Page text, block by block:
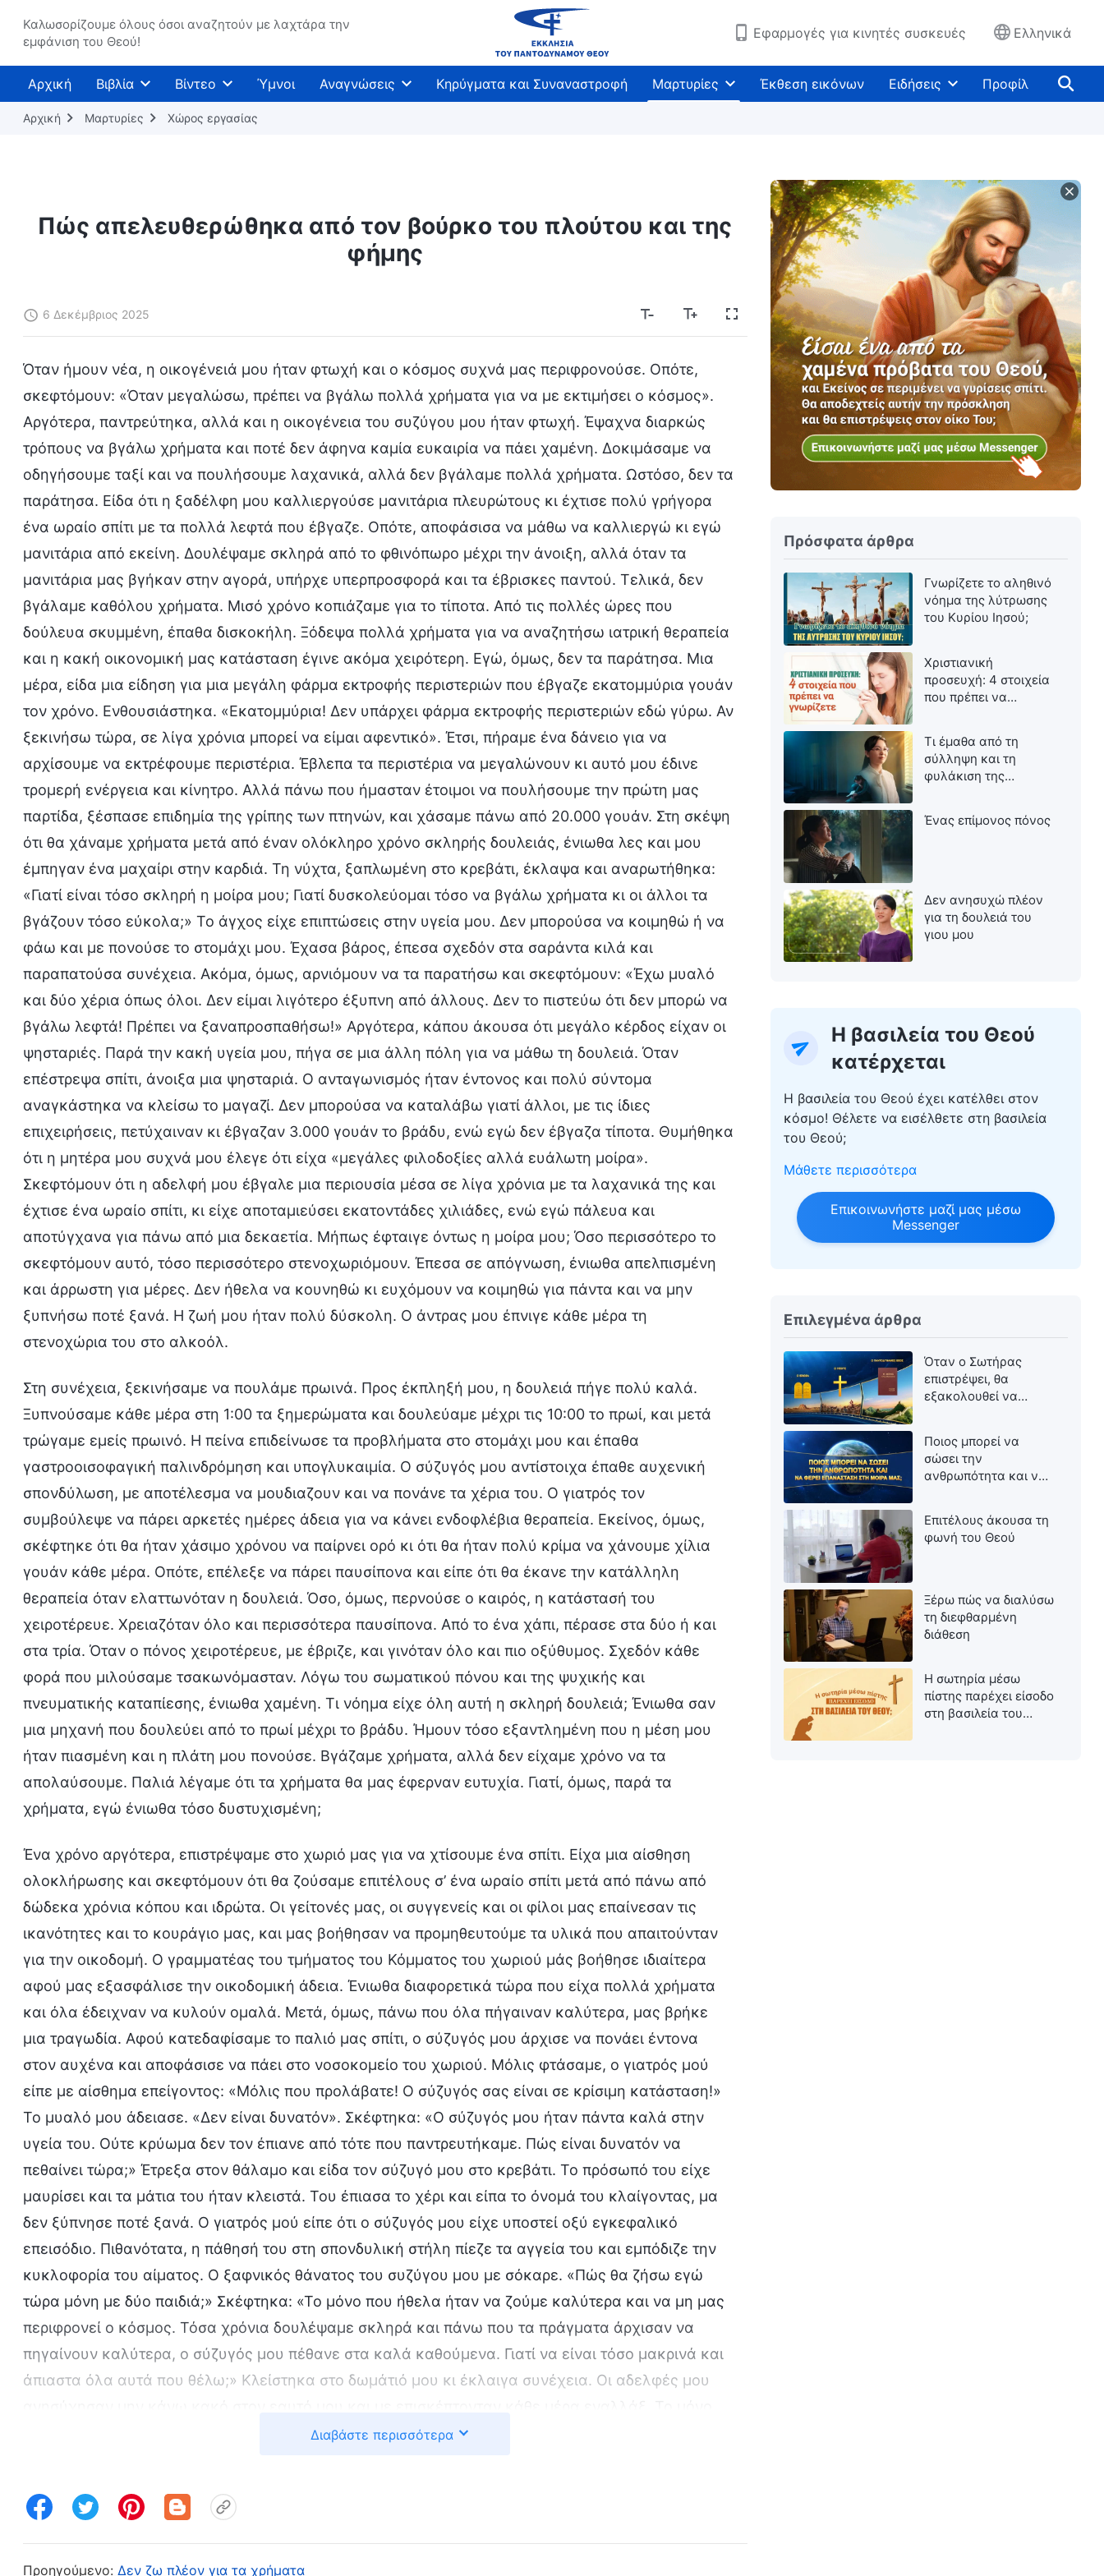
Καλωσορίζουμε όλους όσοι αναζητούν με λαχτάρα την
εμφάνιση του Θεού!
Εφαρμογές για κινητές συσκευές Ελληνικά
Αρχική Βιβλία Βίντεο Ύμνοι Αναγνώσεις Κηρύγματα και Συναναστροφή Μαρτυρίες Έκθεση εικόνων Ειδήσεις Προφίλ
Αρχική Μαρτυρίες Χώρος εργασίας
Πώς απελευθερώθηκα από τον βούρκο του πλούτου και της
φήμης
6 Δεκέμβριος 2025
Όταν ήμουν νέα, η οικογένειά μου ήταν φτωχή και ο κόσμος συχνά μας περιφρονούσε. Οπότε,
σκεφτόμουν: «Όταν μεγαλώσω, πρέπει να βγάλω πολλά χρήματα για να με εκτιμήσει ο κόσμος».
Αργότερα, παντρεύτηκα, αλλά και η οικογένεια του συζύγου μου ήταν φτωχή. Έψαχνα διαρκώς
τρόπους να βγάλω χρήματα και ποτέ δεν άφηνα καμία ευκαιρία να πάει χαμένη. Δοκιμάσαμε να
οδηγήσουμε ταξί και να πουλήσουμε λαχανικά, αλλά δεν βγάλαμε πολλά χρήματα. Ωστόσο, δεν τα
παράτησα. Είδα ότι η ξαδέλφη μου καλλιεργούσε μανιτάρια πλευρώτους κι έχτισε πολύ γρήγορα
ένα ωραίο σπίτι με τα πολλά λεφτά που έβγαζε. Οπότε, αποφάσισα να μάθω να καλλιεργώ κι εγώ
μανιτάρια από εκείνη. Δουλέψαμε σκληρά από το φθινόπωρο μέχρι την άνοιξη, αλλά όταν τα
μανιτάρια μας βγήκαν στην αγορά, υπήρχε υπερπροσφορά και τα έβρισκες παντού. Τελικά, δεν
βγάλαμε καθόλου χρήματα. Μισό χρόνο κοπιάζαμε για το τίποτα. Από τις πολλές ώρες που
δούλευα σκυμμένη, έπαθα δισκοκήλη. Ξόδεψα πολλά χρήματα για να αναζητήσω ιατρική θεραπεία
και η κακή οικονομική μας κατάσταση έγινε ακόμα χειρότερη. Εγώ, όμως, δεν τα παράτησα. Μια
μέρα, είδα μια είδηση για μια μεγάλη φάρμα εκτροφής περιστεριών που έβγαζε εκατομμύρια γουάν
τον χρόνο. Ενθουσιάστηκα. «Εκατομμύρια! Δεν υπάρχει φάρμα εκτροφής περιστεριών εδώ γύρω. Αν
ξεκινήσω τώρα, σε λίγα χρόνια μπορεί να είμαι αφεντικό». Έτσι, πήραμε ένα δάνειο για να
αρχίσουμε να εκτρέφουμε περιστέρια. Έβλεπα τα περιστέρια να μεγαλώνουν κι αυτό μου έδινε
τρομερή ενέργεια και κίνητρο. Αλλά πάνω που ήμασταν έτοιμοι να πουλήσουμε την πρώτη μας
παρτίδα, ξέσπασε επιδημία της γρίπης των πτηνών, και χάσαμε πάνω από 20.000 γουάν. Στη σκέψη
ότι θα χάναμε χρήματα μετά από έναν ολόκληρο χρόνο σκληρής δουλειάς, ένιωθα λες και μου
έμπηγαν ένα μαχαίρι στην καρδιά. Τη νύχτα, ξαπλωμένη στο κρεβάτι, έκλαψα και αναρωτήθηκα:
«Γιατί είναι τόσο σκληρή η μοίρα μου; Γιατί δυσκολεύομαι τόσο να βγάλω χρήματα κι οι άλλοι τα
βγάζουν τόσο εύκολα;» Το άγχος είχε επιπτώσεις στην υγεία μου. Δεν μπορούσα να κοιμηθώ ή να
φάω και με πονούσε το στομάχι μου. Έχασα βάρος, έπεσα σχεδόν στα σαράντα κιλά και
παραπατούσα συνέχεια. Ακόμα, όμως, αρνιόμουν να τα παρατήσω και σκεφτόμουν: «Έχω μυαλό
και δύο χέρια όπως όλοι. Δεν είμαι λιγότερο έξυπνη από άλλους. Δεν το πιστεύω ότι δεν μπορώ να
βγάλω λεφτά! Πρέπει να ξαναπροσπαθήσω!» Αργότερα, κάπου άκουσα ότι μεγάλο κέρδος είχαν οι
ψησταριές. Παρά την κακή υγεία μου, πήγα σε μια άλλη πόλη για να μάθω τη δουλειά. Όταν
επέστρεψα σπίτι, άνοιξα μια ψησταριά. Ο ανταγωνισμός ήταν έντονος και πολύ σύντομα
αναγκάστηκα να κλείσω το μαγαζί. Δεν μπορούσα να καταλάβω γιατί άλλοι, με τις ίδιες
επιχειρήσεις, πετύχαιναν κι έβγαζαν 3.000 γουάν το βράδυ, ενώ εγώ δεν έβγαζα τίποτα. Θυμήθηκα
ότι η μητέρα μου συχνά μου έλεγε ότι είχα «μεγάλες φιλοδοξίες αλλά ευάλωτη μοίρα».
Σκεφτόμουν ότι η αδελφή μου έβγαλε μια περιουσία μέσα σε λίγα χρόνια με τα λαχανικά της και
έχτισε ένα ωραίο σπίτι, κι είχε αποταμιεύσει εκατοντάδες χιλιάδες, ενώ εγώ πάλευα και
αποτύγχανα για πάνω από μια δεκαετία. Μήπως έφταιγε όντως η μοίρα μου; Όσο περισσότερο το
σκεφτόμουν αυτό, τόσο περισσότερο στενοχωριόμουν. Έπεσα σε απόγνωση, ένιωθα απελπισμένη
και άρρωστη για μέρες. Δεν ήθελα να κουνηθώ κι ευχόμουν να κοιμηθώ για πάντα και να μην
ξυπνήσω ποτέ ξανά. Η ζωή μου ήταν πολύ δύσκολη. Ο άντρας μου έπνιγε κάθε μέρα τη
στενοχώρια του στο αλκοόλ.
Στη συνέχεια, ξεκινήσαμε να πουλάμε πρωινά. Προς έκπληξή μου, η δουλειά πήγε πολύ καλά.
Ξυπνούσαμε κάθε μέρα στη 1:00 τα ξημερώματα και δουλεύαμε μέχρι τις 10:00 το πρωί, και μετά
τρώγαμε εμείς πρωινό. Η πείνα επιδείνωσε τα προβλήματα στο στομάχι μου και έπαθα
γαστροοισοφαγική παλινδρόμηση και υπογλυκαιμία. Ο σύζυγός μου αντίστοιχα έπαθε αυχενική
σπονδύλωση, με αποτέλεσμα να μουδιαζουν και να πονάνε τα χέρια του. Ο γιατρός τον
συμβούλεψε να πάρει αρκετές ημέρες άδεια για να κάνει ενδοφλέβια θεραπεία. Εκείνος, όμως,
σκέφτηκε ότι θα ήταν χάσιμο χρόνου να παίρνει ορό κι ότι θα ήταν πολύ κρίμα να χάνουμε χίλια
γουάν κάθε μέρα. Οπότε, επέλεξε να πάρει παυσίπονα και είπε ότι θα έκανε την κατάλληλη
θεραπεία όταν ελαττωνόταν η δουλειά. Όσο, όμως, περνούσε ο καιρός, η κατάστασή του
χειροτέρευε. Χρειαζόταν όλο και περισσότερα παυσίπονα. Από το ένα χάπι, πέρασε στα δύο ή και
στα τρία. Όταν ο πόνος χειροτέρευε, με έβριζε, και γινόταν όλο και πιο οξύθυμος. Σχεδόν κάθε
φορά που μιλούσαμε τσακωνόμασταν. Λόγω του σωματικού πόνου και της ψυχικής και
πνευματικής καταπίεσης, ένιωθα χαμένη. Τι νόημα είχε όλη αυτή η σκληρή δουλειά; Ένιωθα σαν
μια μηχανή που δουλεύει από το πρωί μέχρι το βράδυ. Ήμουν τόσο εξαντλημένη που η μέση μου
ήταν πιασμένη και η πλάτη μου πονούσε. Βγάζαμε χρήματα, αλλά δεν είχαμε χρόνο να τα
απολαύσουμε. Παλιά λέγαμε ότι τα χρήματα θα μας έφερναν ευτυχία. Γιατί, όμως, παρά τα
χρήματα, εγώ ένιωθα τόσο δυστυχισμένη;
Ένα χρόνο αργότερα, επιστρέψαμε στο χωριό μας για να χτίσουμε ένα σπίτι. Είχα μια αίσθηση
ολοκλήρωσης και σκεφτόμουν ότι θα ζούσαμε επιτέλους σ’ ένα ωραίο σπίτι μετά από πάνω από
δώδεκα χρόνια κόπου και ιδρώτα. Οι γείτονές μας, οι συγγενείς και οι φίλοι μας επαίνεσαν τις
ικανότητες και το κουράγιο μας, και μας βοήθησαν να προμηθευτούμε τα υλικά που απαιτούνταν
για την οικοδομή. Ο γραμματέας του τμήματος του Κόμματος του χωριού μάς βοήθησε ιδιαίτερα
αφού μας εξασφάλισε την οικοδομική άδεια. Ένιωθα διαφορετικά τώρα που είχα πολλά χρήματα
και όλα έδειχναν να κυλούν ομαλά. Μετά, όμως, πάνω που όλα πήγαιναν καλύτερα, μας βρήκε
μια τραγωδία. Αφού κατεδαφίσαμε το παλιό μας σπίτι, ο σύζυγός μου άρχισε να πονάει έντονα
στον αυχένα και αποφάσισε να πάει στο νοσοκομείο του χωριού. Μόλις φτάσαμε, ο γιατρός μού
είπε με αίσθημα επείγοντος: «Μόλις που προλάβατε! Ο σύζυγός σας είναι σε κρίσιμη κατάσταση!»
Το μυαλό μου άδειασε. «Δεν είναι δυνατόν». Σκέφτηκα: «Ο σύζυγός μου ήταν πάντα καλά στην
υγεία του. Ούτε κρύωμα δεν τον έπιανε από τότε που παντρευτήκαμε. Πώς είναι δυνατόν να
πεθαίνει τώρα;» Έτρεξα στον θάλαμο και είδα τον σύζυγό μου στο κρεβάτι. Το πρόσωπό του είχε
μαυρίσει και τα μάτια του ήταν κλειστά. Του έπιασα το χέρι και είπα το όνομά του κλαίγοντας, μα
δεν ξύπνησε ποτέ ξανά. Ο γιατρός μού είπε ότι ο σύζυγός μου είχε υποστεί οξύ εγκεφαλικό
επεισόδιο. Πιθανότατα, η πάθησή του στη σπονδυλική στήλη πίεζε τα αγγεία του και εμπόδιζε την
κυκλοφορία του αίματος. Ο ξαφνικός θάνατος του συζύγου μου με σόκαρε. «Πώς θα ζήσω εγώ
τώρα μόνη με δύο παιδιά;» Σκέφτηκα: «Το μόνο που ήθελα ήταν να ζούμε καλύτερα και να μη μας
περιφρονεί ο κόσμος. Τόσα χρόνια δουλέψαμε σκληρά και πάνω που τα πράγματα άρχισαν να
πηγαίνουν καλύτερα, ο σύζυγός μου πέθανε στα καλά καθούμενα. Γιατί να είναι τόσο μακρινά και
άπιαστα όλα αυτά που θέλω;» Κλείστηκα στο δωμάτιό μου κι έκλαιγα συνέχεια. Οι αδελφές μου
όμως, που μπορούσαν να μου προσφέρουν ήταν λίγα λόγια παρηγοριάς, που δεν μπορούσαν με
Αργότερα, ένας συγγενής έφερε μια αδελφή για να μοιραστεί το ευαγγέλιο μαζί μου. Η αδελφή μού
Διαβάστε περισσότερα
Προηγούμενο: Δεν ζω πλέον για τα χρήματα
Πρόσφατα άρθρα
Γνωρίζετε το αληθινό
νόημα της λύτρωσης
του Κυρίου Ιησού;
Χριστιανική
προσευχή: 4 στοιχεία
που πρέπει να
Τι έμαθα από τη
σύλληψη και τη
φυλάκιση της
Ένας επίμονος πόνος
Δεν ανησυχώ πλέον
για τη δουλειά του
γιου μου
Η βασιλεία του Θεού
κατέρχεται
Η βασιλεία του Θεού έχει κατέλθει στον
κόσμο! Θέλετε να εισέλθετε στη βασιλεία
του Θεού;
Μάθετε περισσότερα
Επικοινωνήστε μαζί μας μέσω
Messenger
Επιλεγμένα άρθρα
Όταν ο Σωτήρας
επιστρέψει, θα
εξακολουθεί να
Ποιος μπορεί να
σώσει την
ανθρωπότητα και να
Επιτέλους άκουσα τη
φωνή του Θεού
Ξέρω πώς να διαλύσω
τη διεφθαρμένη
διάθεση
Η σωτηρία μέσω
πίστης παρέχει είσοδο
στη βασιλεία του